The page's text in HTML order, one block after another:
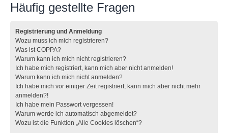
Häufig gestellte Fragen
Registrierung und Anmeldung
Wozu muss ich mich registrieren?
Was ist COPPA?
Warum kann ich mich nicht registrieren?
Ich habe mich registriert, kann mich aber nicht anmelden!
Warum kann ich mich nicht anmelden?
Ich habe mich vor einiger Zeit registriert, kann mich aber nicht mehr
anmelden?!
Ich habe mein Passwort vergessen!
Warum werde ich automatisch abgemeldet?
Wozu ist die Funktion „Alle Cookies löschen“?